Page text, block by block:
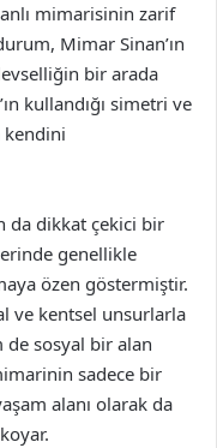
mimarisinin zarif
Mimar Sinan’ın
bir arada
kullandığı simetri ve
kendini
da dikkat çekici bir
genellikle
özen göstermiştir.
ve kentsel unsurlarla
sosyal bir alan
sadece bir
alanı olarak da